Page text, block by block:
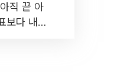
직 끝 아
보다 내릴